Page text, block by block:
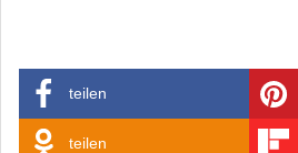
teilen
teilen